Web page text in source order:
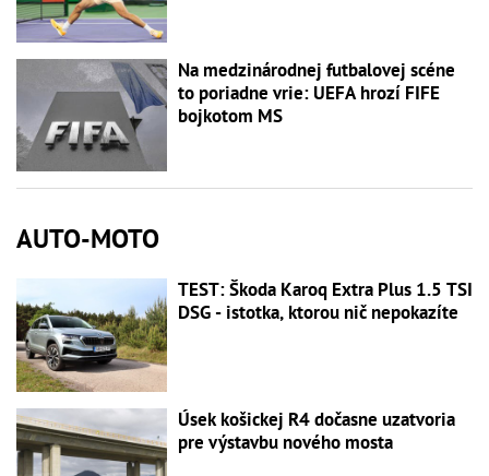
Na medzinárodnej futbalovej scéne
to poriadne vrie: UEFA hrozí FIFE
bojkotom MS
AUTO-MOTO
TEST: Škoda Karoq Extra Plus 1.5 TSI
DSG - istotka, ktorou nič nepokazíte
Úsek košickej R4 dočasne uzatvoria
pre výstavbu nového mosta